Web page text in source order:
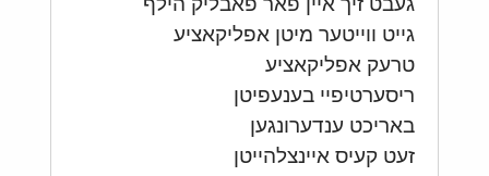
געבט זיך איין פאר פאבליק הילף
גייט ווייטער מיטן אפליקאציע
טרעק אפליקאציע
ריסערטיפיי בענעפיטן
באריכט ענדערונגען
זעט קעיס איינצלהייטן